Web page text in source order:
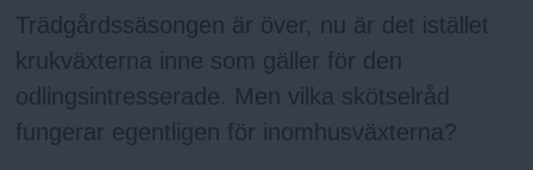
Trädgårdssäsongen är över, nu är det istället
krukväxterna inne som gäller för den
odlingsintresserade. Men vilka skötselråd
fungerar egentligen för inomhusväxterna?